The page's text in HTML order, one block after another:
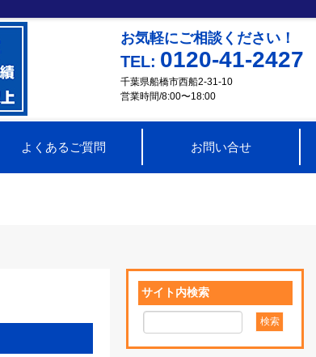
お気軽にご相談ください！
TEL: 0120-41-2427
千葉県船橋市西船2-31-10
営業時間/8:00〜18:00
よくあるご質問 お問い合せ
サイト内検索